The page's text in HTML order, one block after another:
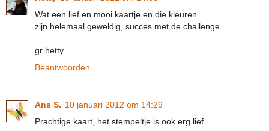
Wat een lief en mooi kaartje en die kleuren
zijn helemaal geweldig, succes met de challenge
gr hetty
Beantwoorden
Ans S. 10 januari 2012 om 14:29
Prachtige kaart, het stempeltje is ook erg lief.